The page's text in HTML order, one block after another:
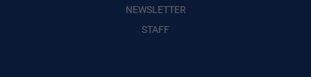
NEWSLETTER
STAFF